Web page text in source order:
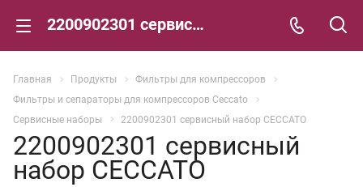
2200902301 сервисный набор CECCATO
Главная Продукты
Фильтры для компрессоров
Фильтры и сепараторы для компрессоров Ceccato
Сервисные наборы
2200902301 сервисный набор CECCATO
2200902301 сервисный
набор CECCATO